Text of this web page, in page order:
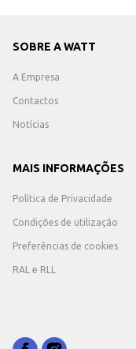
SOBRE A WATT
A Empresa
Contactos
Notícias
MAIS INFORMAÇÕES
Política de Privacidade
Condições de utilização
Preferências de cookies
RAL e RLL